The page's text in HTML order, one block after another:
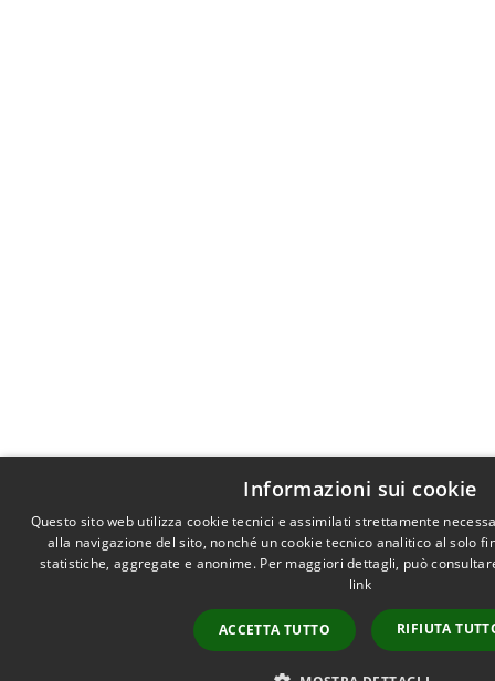
Informazioni sui cookie
Questo sito web utilizza cookie tecnici e assimilati strettamente
alla navigazione del sito, nonché un cookie tecnico analitico al solo
statistiche, aggregate e anonime. Per maggiori dettagli, può
link
ACCETTA TUTTO RIFIUTA